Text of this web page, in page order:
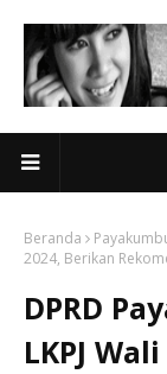
Beranda
2024, Berikan
DPRD
LKPJ